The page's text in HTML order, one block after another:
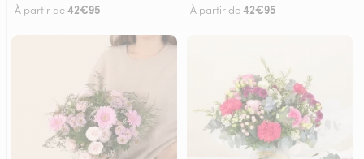
À partir de42€95 À partir de42€95